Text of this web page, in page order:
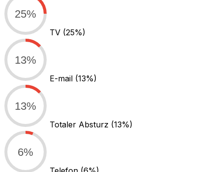
25%
TV (25%)
13%
E-mail (13%)
13%
Totaler Absturz (13%)
6%